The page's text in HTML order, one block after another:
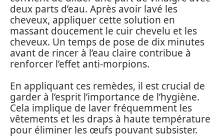
deux parts d’eau. Après avoir lavé les
cheveux, appliquer cette solution en
massant doucement le cuir chevelu et les
cheveux. Un temps de pose de dix minutes
avant de rincer à l’eau claire contribue à
renforcer l’effet anti-morpions.
En appliquant ces remèdes, il est crucial de
garder à l’esprit l’importance de l’hygiène.
Cela implique de laver fréquemment les
vêtements et les draps à haute température
pour éliminer les œufs pouvant subsister.